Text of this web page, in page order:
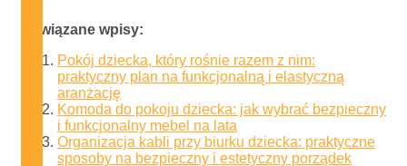
Powiązane wpisy:
Pokój dziecka, który rośnie razem z nim:
praktyczny plan na funkcjonalną i elastyczną
aranżację
Komoda do pokoju dziecka: jak wybrać bezpieczny
i funkcjonalny mebel na lata
Organizacja kabli przy biurku dziecka: praktyczne
sposoby na bezpieczny i estetyczny porządek